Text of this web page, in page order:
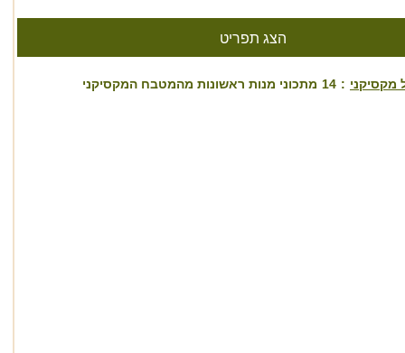
הצג תפריט
מקסיקני :
14 מתכוני מנות ראשונות מהמטבח המקסיקני